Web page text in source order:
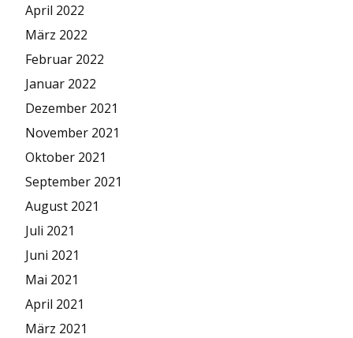
April 2022
März 2022
Februar 2022
Januar 2022
Dezember 2021
November 2021
Oktober 2021
September 2021
August 2021
Juli 2021
Juni 2021
Mai 2021
April 2021
März 2021